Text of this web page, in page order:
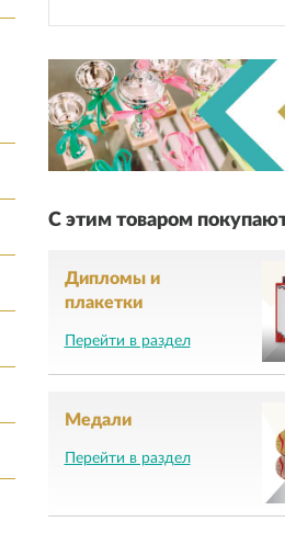
С этим товаром
Дипломы и
плакетки
Перейти в раздел
Медали
Перейти в раздел